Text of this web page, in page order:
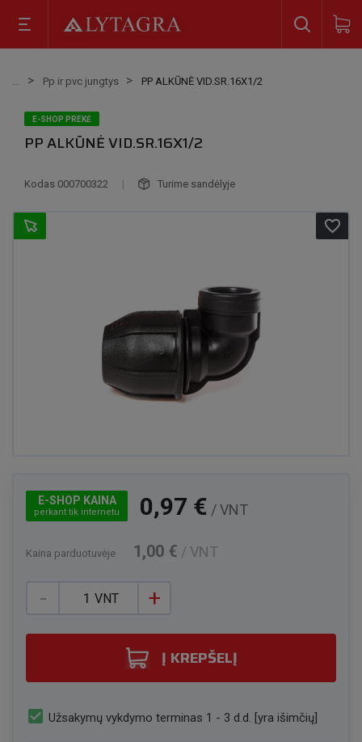
Pp ir pvc jungtys PP ALKŪNĖ VID.SR.16X1/2
E-SHOP PREKĖ
PP ALKŪNĖ VID.SR.16X1/2
Kodas 000700322 | Turime sandėlyje
favorite_border
E-SHOP KAINA
perkant tik internetu 0,97 € / VNT
Kaina parduotuvėje 1,00 € / VNT
- +
VNT
Į KREPŠELĮ
check_box Užsakymų vykdymo terminas 1 - 3 d.d. [yra išimčių]